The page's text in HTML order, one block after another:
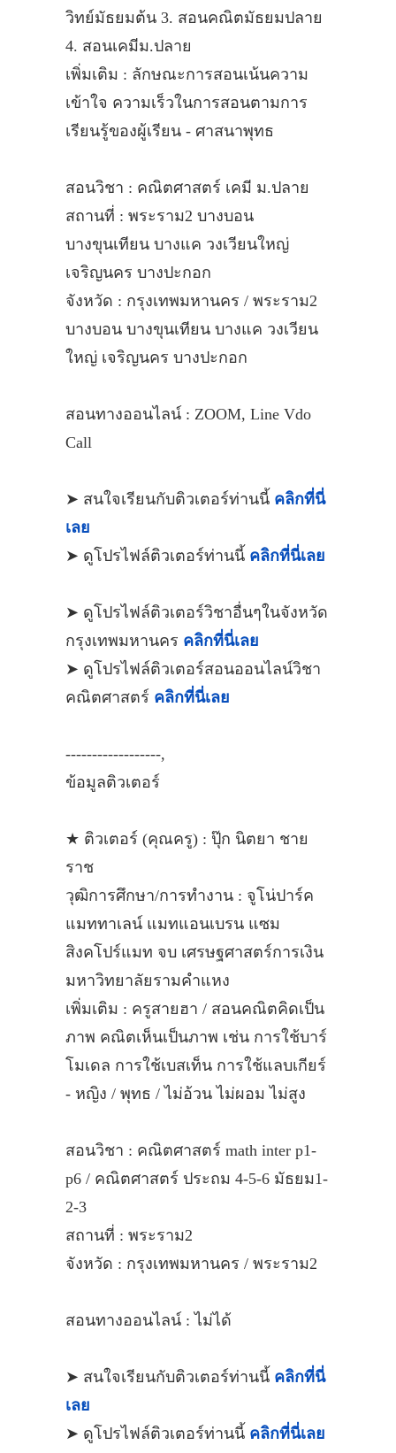
วิทย์มัธยมต้น 3. สอนคณิตมัธยมปลาย
4. สอนเคมีม.ปลาย
เพิ่มเติม : ลักษณะการสอนเน้นความ
เข้าใจ ความเร็วในการสอนตามการ
เรียนรู้ของผู้เรียน - ศาสนาพุทธ
สอนวิชา : คณิตศาสตร์ เคมี ม.ปลาย
สถานที่ : พระราม2 บางบอน
บางขุนเทียน บางแค วงเวียนใหญ่
เจริญนคร บางปะกอก
จังหวัด : กรุงเทพมหานคร / พระราม2
บางบอน บางขุนเทียน บางแค วงเวียน
ใหญ่ เจริญนคร บางปะกอก
สอนทางออนไลน์ : ZOOM, Line Vdo
Call
➤ สนใจเรียนกับติวเตอร์ท่านนี้ คลิกที่นี่
เลย
➤ ดูโปรไฟล์ติวเตอร์ท่านนี้ คลิกที่นี่เลย
➤ ดูโปรไฟล์ติวเตอร์วิชาอื่นๆในจังหวัด
กรุงเทพมหานคร คลิกที่นี่เลย
➤ ดูโปรไฟล์ติวเตอร์สอนออนไลน์วิชา
คณิตศาสตร์ คลิกที่นี่เลย
------------------,
ข้อมูลติวเตอร์
★ ติวเตอร์ (คุณครู) : ปุ๊ก นิตยา ชาย
ราช
วุฒิการศึกษา/การทำงาน : จูโน่ปาร์ค
แมททาเลน์ แมทแอนเบรน แซม
สิงคโปร์แมท จบ เศรษฐศาสตร์การเงิน
มหาวิทยาลัยรามคำแหง
เพิ่มเติม : ครูสายฮา / สอนคณิตคิดเป็น
ภาพ คณิตเห็นเป็นภาพ เช่น การใช้บาร์
โมเดล การใช้เบสเท็น การใช้แลบเกียร์
- หญิง / พุทธ / ไม่อ้วน ไม่ผอม ไม่สูง
สอนวิชา : คณิตศาสตร์ math inter p1-
p6 / คณิตศาสตร์ ประถม 4-5-6 มัธยม1-
2-3
สถานที่ : พระราม2
จังหวัด : กรุงเทพมหานคร / พระราม2
สอนทางออนไลน์ : ไม่ได้
➤ สนใจเรียนกับติวเตอร์ท่านนี้ คลิกที่นี่
เลย
➤ ดูโปรไฟล์ติวเตอร์ท่านนี้ คลิกที่นี่เลย